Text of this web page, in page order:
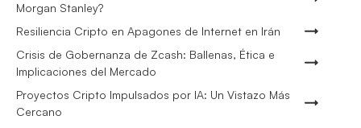
Morgan Stanley?
Resiliencia Cripto en Apagones de Internet en Irán
Crisis de Gobernanza de Zcash: Ballenas, Ética e
Implicaciones del Mercado
Proyectos Cripto Impulsados por IA: Un Vistazo Más
Cercano